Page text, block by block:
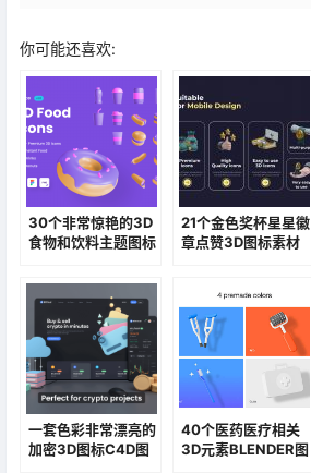
你可能还喜欢:
30个非常惊艳的3D
食物和饮料主题图标
21个金色奖杯星星徽
章点赞3D图标素材
一套色彩非常漂亮的
加密3D图标C4D图
40个医药医疗相关
3D元素BLENDER图